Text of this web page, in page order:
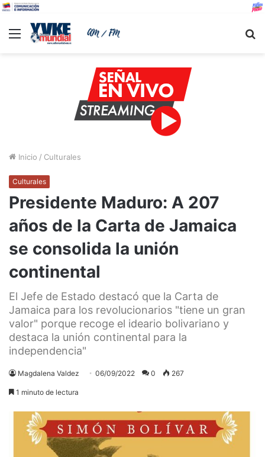
Menu
Inicio / Culturales
Culturales
Presidente Maduro: A 207
años de la Carta de Jamaica
se consolida la unión
continental
El Jefe de Estado destacó que la Carta de
Jamaica para los revolucionarios "tiene un gran
valor" porque recoge el ideario bolivariano y
destaca la unión continental para la
independencia"
Magdalena Valdez 06/09/2022 0 267
1 minuto de lectura